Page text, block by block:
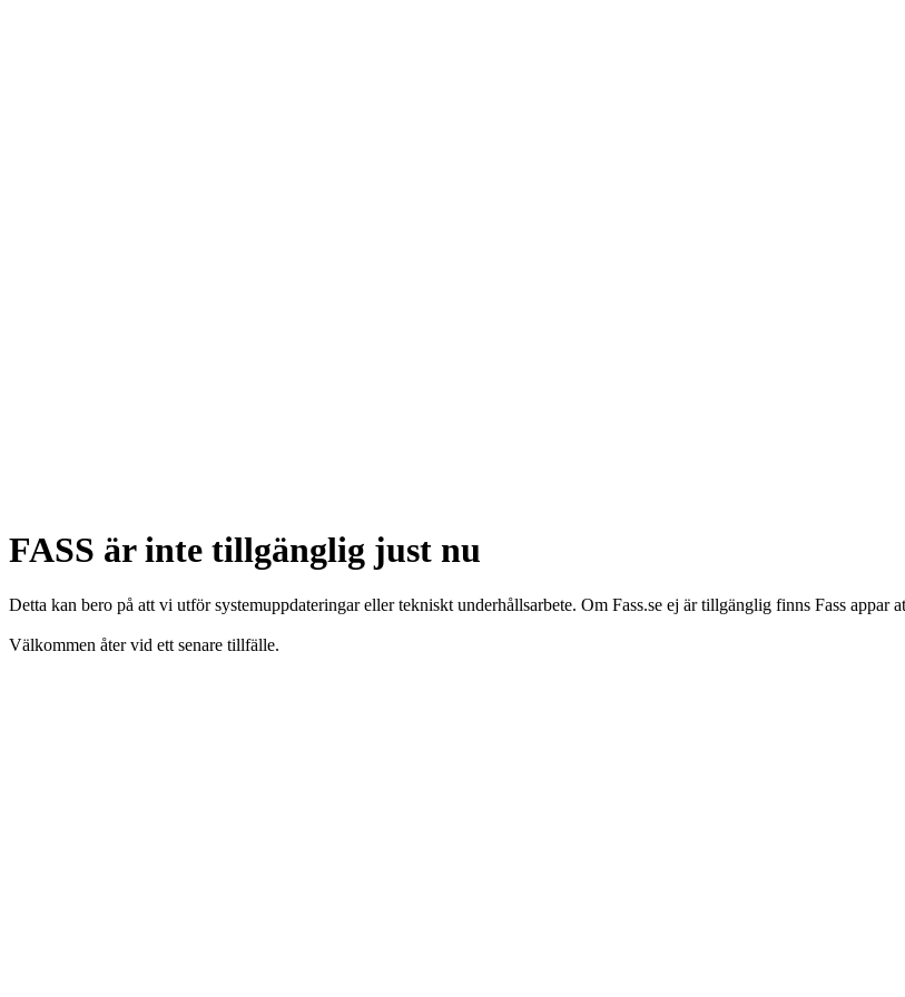
FASS är inte tillgänglig just nu
Detta kan bero på att vi utför systemuppdateringar eller tekniskt underhållsarbete. Om Fass.se ej är tillgänglig finns Fass appar
Välkommen åter vid ett senare tillfälle.